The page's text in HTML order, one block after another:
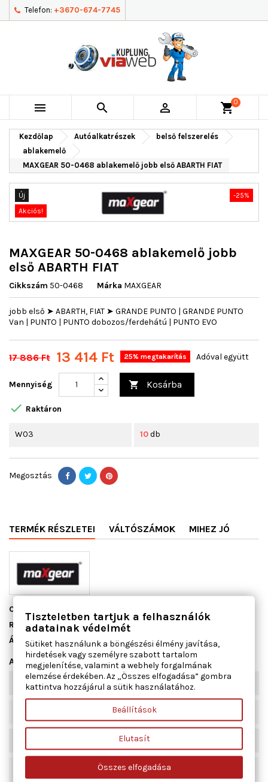
Telefon: +3670-674-7745
   shopping_cart0
Kezdőlap Autóalkatrészek
belső felszerelés
ablakemelő
MAXGEAR 50-0468 ablakemelő jobb első ABARTH FIAT
Új
-25%
Akciós!
MAXGEAR 50-0468 ablakemelő jobb
első ABARTH FIAT
Cikkszám 50-0468 Márka MAXGEAR
jobb első ➤ ABARTH, FIAT ➤ GRANDE PUNTO | GRANDE PUNTO
Van | PUNTO | PUNTO dobozos/ferdehátú | PUNTO EVO
17 886 Ft 13 414 Ft 25% megtakarítás Adóval együtt
Mennyiség  Kosárba
 Raktáron
W03 10db
Megosztás
TERMÉK RÉSZLETEI VÁLTÓSZÁMOK MIHEZ JÓ
Cikkszám
Raktáron 10 db
ÁllapotÚj
Adatlap
Beépítési oldal jobb első
2-4
elektromos
Kiegészítő cikk/kiegészítő
info
Villanymotorral
Tiszteletben tartjuk a felhasználók
adatainak védelmét
Sütiket használunk a böngészési élmény javítása,
hirdetések vagy személyre szabott tartalom
megjelenítése, valamint a webhely forgalmának
elemzése érdekében. Az „Összes elfogadása” gombra
kattintva hozzájárul a sütik használatához.
Beállítások
Elutasít
Összes elfogadása